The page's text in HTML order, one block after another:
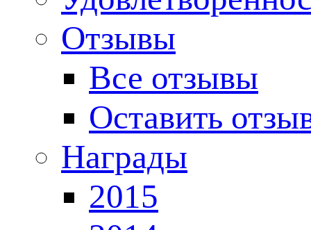
Отзывы
Все отзывы
Оставить
Награды
2015